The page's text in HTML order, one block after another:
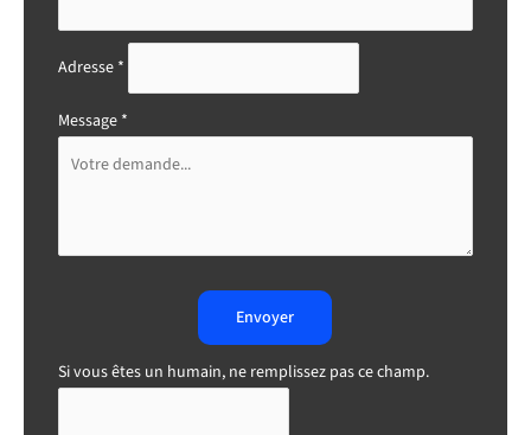
Adresse *
Message *
Envoyer
Si vous êtes un humain, ne remplissez pas ce champ.